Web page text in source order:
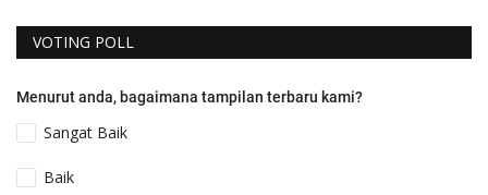
VOTING POLL
Menurut anda, bagaimana tampilan terbaru kami?
Sangat Baik
Baik